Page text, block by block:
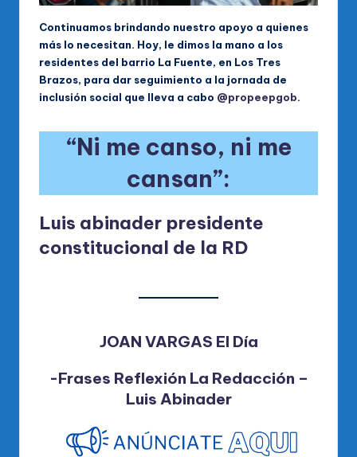
Continuamos brindando nuestro apoyo a quienes
más lo necesitan. Hoy, le dimos la mano a los
residentes del barrio La Fuente, en Los Tres
Brazos, para dar seguimiento a la jornada de
inclusión social que lleva a cabo @propeepgob.
“Ni me canso, ni me
cansan”:
Luis abinader presidente
constitucional de la RD
JOAN VARGAS El Día
-Frases Reflexión La Redacción –
Luis Abinader